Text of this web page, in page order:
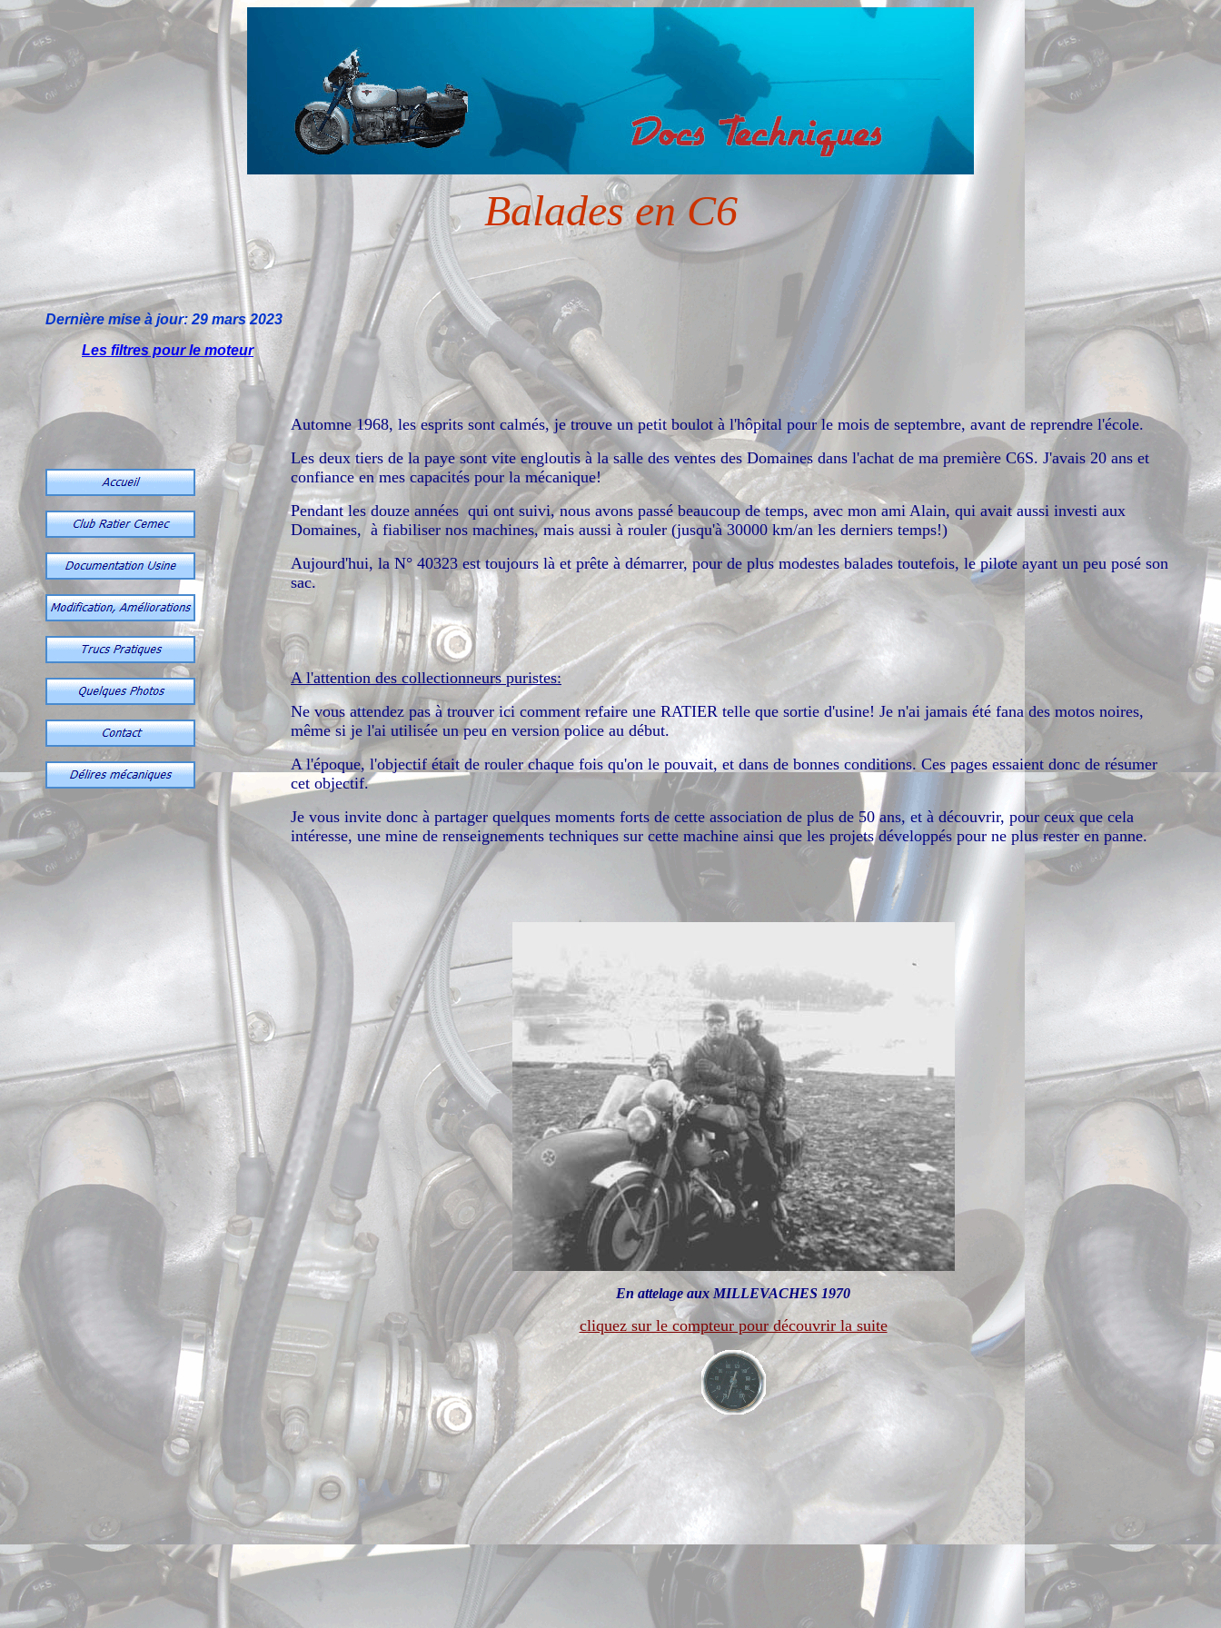
Balades en C6
Dernière mise à jour:29 mars 2023
Les filtres pour le moteur
Automne 1968, les esprits sont calmés, je trouve un petit boulot à l'hôpital pour le mois de septembre, avant de reprendre l'école.
Les deux tiers de la paye sont vite engloutis à la salle des ventes des Domaines dans l'achat de ma première C6S. J'avais 20 ans et
confiance en mes capacités pour la mécanique!
Pendant les douze années qui ont suivi, nous avons passé beaucoup de temps, avec mon ami Alain, qui avait aussi investi aux
Domaines, à fiabiliser nos machines, mais aussi à rouler (jusqu'à 30000 km/an les derniers temps!)
Aujourd'hui, la N° 40323 est toujours là et prête à démarrer, pour de plus modestes balades toutefois, le pilote ayant un peu posé son
sac.
A l'attention des collectionneurs puristes:
Ne vous attendez pas à trouver ici comment refaire une RATIER telle que sortie d'usine! Je n'ai jamais été fana des motos noires,
même si je l'ai utilisée un peu en version police au début.
A l'époque, l'objectif était de rouler chaque fois qu'on le pouvait, et dans de bonnes conditions. Ces pages essaient donc de résumer
cet objectif.
Je vous invite donc à partager quelques moments forts de cette association de plus de 50 ans, et à découvrir, pour ceux que cela
intéresse, une mine de renseignements techniques sur cette machine ainsi que les projets développés pour ne plus rester en panne.
En attelage aux MILLEVACHES 1970
cliquez sur le compteur pour découvrir la suite